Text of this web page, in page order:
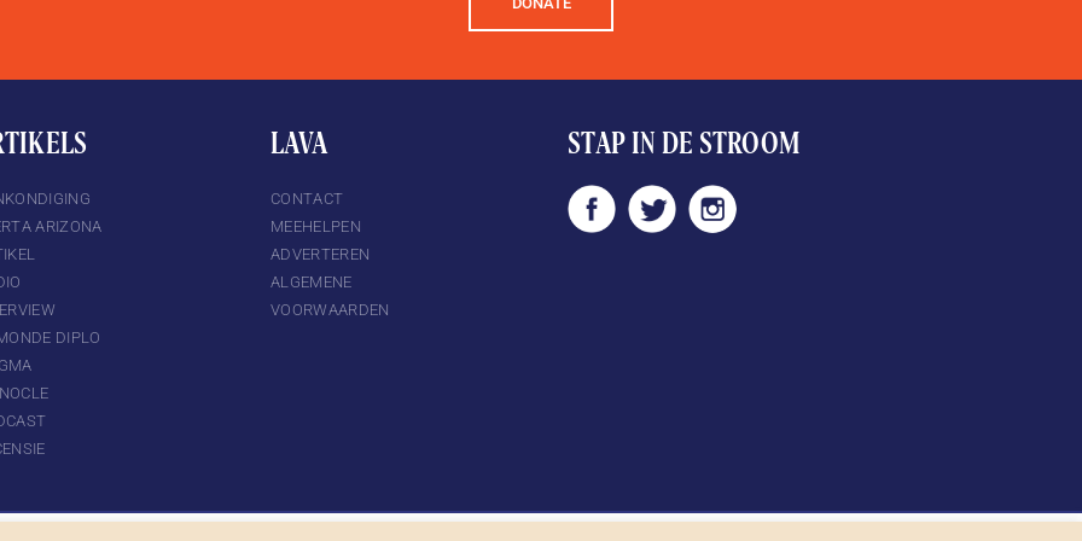
ARIZONA
DIPLO
LAVA
CONTACT
MEEHELPEN
ADVERTEREN
ALGEMENE
VOORWAARDEN
STAP IN DE STROOM